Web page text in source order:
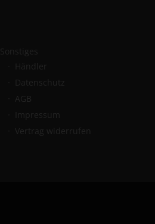
Sonstiges
Händler
Datenschutz
AGB
Impressum
Vertrag widerrufen